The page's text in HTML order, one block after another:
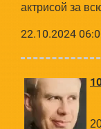
актрисой за
22.10.2024